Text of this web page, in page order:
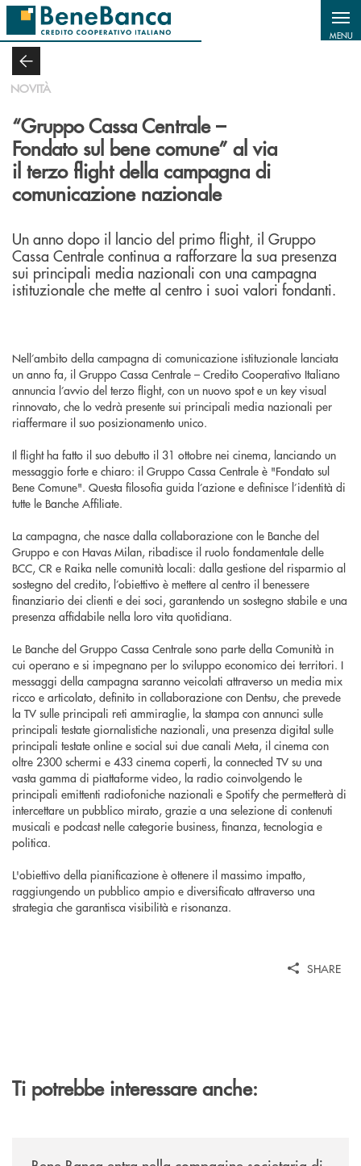
Salta al contenuto principale
MENU
NOVITÀ
“Gruppo Cassa Centrale –
Fondato sul bene comune” al via
il terzo flight della campagna di
comunicazione nazionale
Un anno dopo il lancio del primo flight, il Gruppo
Cassa Centrale continua a rafforzare la sua presenza
sui principali media nazionali con una campagna
istituzionale che mette al centro i suoi valori fondanti.
Nell’ambito della campagna di comunicazione istituzionale lanciata
un anno fa, il Gruppo Cassa Centrale – Credito Cooperativo Italiano
annuncia l’avvio del terzo flight, con un nuovo spot e un key visual
rinnovato, che lo vedrà presente sui principali media nazionali per
riaffermare il suo posizionamento unico.
Il flight ha fatto il suo debutto il 31 ottobre nei cinema, lanciando un
messaggio forte e chiaro: il Gruppo Cassa Centrale è "Fondato sul
Bene Comune". Questa filosofia guida l’azione e definisce l’identità di
tutte le Banche Affiliate.
La campagna, che nasce dalla collaborazione con le Banche del
Gruppo e con Havas Milan, ribadisce il ruolo fondamentale delle
BCC, CR e Raika nelle comunità locali: dalla gestione del risparmio al
sostegno del credito, l’obiettivo è mettere al centro il benessere
finanziario dei clienti e dei soci, garantendo un sostegno stabile e una
presenza affidabile nella loro vita quotidiana.
Le Banche del Gruppo Cassa Centrale sono parte della Comunità in
cui operano e si impegnano per lo sviluppo economico dei territori. I
messaggi della campagna saranno veicolati attraverso un media mix
ricco e articolato, definito in collaborazione con Dentsu, che prevede
la TV sulle principali reti ammiraglie, la stampa con annunci sulle
principali testate giornalistiche nazionali, una presenza digital sulle
principali testate online e social sui due canali Meta, il cinema con
oltre 2300 schermi e 433 cinema coperti, la connected TV su una
vasta gamma di piattaforme video, la radio coinvolgendo le
principali emittenti radiofoniche nazionali e Spotify che permetterà di
intercettare un pubblico mirato, grazie a una selezione di contenuti
musicali e podcast nelle categorie business, finanza, tecnologia e
politica.
L'obiettivo della pianificazione è ottenere il massimo impatto,
raggiungendo un pubblico ampio e diversificato attraverso una
strategia che garantisca visibilità e risonanza.
SHARE
Ti potrebbe interessare anche: